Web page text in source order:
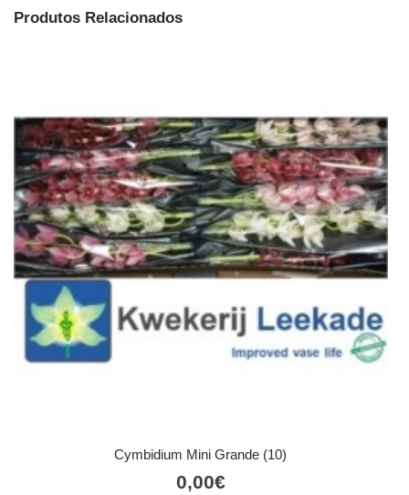
Produtos Relacionados
Cymbidium Mini Grande (10)
0,00€